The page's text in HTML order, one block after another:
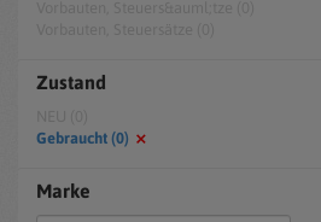
Zustand
Gebraucht (0)
Marke